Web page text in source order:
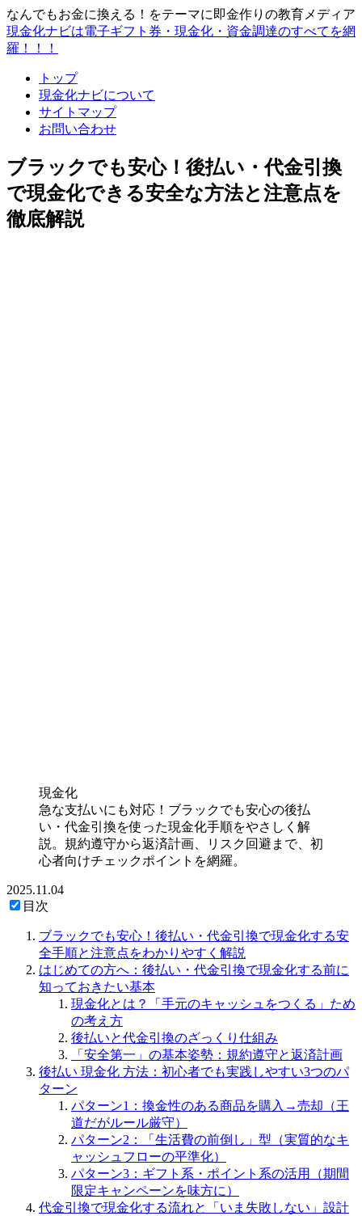
なんでもお金に換える！をテーマに即金作りの教育メディア
現金化ナビは電子ギフト券・現金化・資金調達のすべてを網
羅！！！
トップ
現金化ナビについて
サイトマップ
お問い合わせ
ブラックでも安心！後払い・代金引換
で現金化できる安全な方法と注意点を
徹底解説
現金化
急な支払いにも対応！ブラックでも安心の後払
い・代金引換を使った現金化手順をやさしく解
説。規約遵守から返済計画、リスク回避まで、初
心者向けチェックポイントを網羅。
2025.11.04
目次
ブラックでも安心！後払い・代金引換で現金化する安
全手順と注意点をわかりやすく解説
はじめての方へ：後払い・代金引換で現金化する前に
知っておきたい基本
現金化とは？「手元のキャッシュをつくる」ため
の考え方
後払いと代金引換のざっくり仕組み
「安全第一」の基本姿勢：規約遵守と返済計画
後払い 現金化 方法：初心者でも実践しやすい3つのパ
ターン
パターン1：換金性のある商品を購入→売却（王
道だがルール厳守）
パターン2：「生活費の前倒し」型（実質的なキ
ャッシュフローの平準化）
パターン3：ギフト系・ポイント系の活用（期間
限定キャンペーンを味方に）
代金引換で現金化する流れと「いま失敗しない」設計